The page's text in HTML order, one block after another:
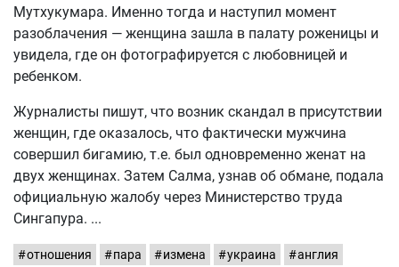
Мутхукумара. Именно тогда и наступил момент
разоблачения — женщина зашла в палату роженицы и
увидела, где он фотографируется с любовницей и
ребенком.
Журналисты пишут, что возник скандал в присутствии
женщин, где оказалось, что фактически мужчина
совершил бигамию, т.е. был одновременно женат на
двух женщинах. Затем Салма, узнав об обмане, подала
официальную жалобу через Министерство труда
Сингапура.
отношения пара измена украина
англия